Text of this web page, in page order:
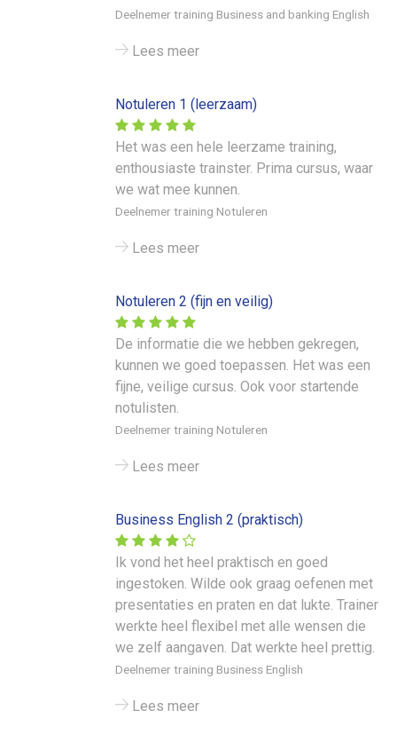
Deelnemer training Business and banking English
Lees meer
Notuleren 1 (leerzaam)
Het was een hele leerzame training,
enthousiaste trainster. Prima cursus, waar
we wat mee kunnen.
Deelnemer training Notuleren
Lees meer
Notuleren 2 (fijn en veilig)
De informatie die we hebben gekregen,
kunnen we goed toepassen. Het was een
fijne, veilige cursus. Ook voor startende
notulisten.
Deelnemer training Notuleren
Lees meer
Business English 2 (praktisch)
Ik vond het heel praktisch en goed
ingestoken. Wilde ook graag oefenen met
presentaties en praten en dat lukte. Trainer
werkte heel flexibel met alle wensen die
we zelf aangaven. Dat werkte heel prettig.
Deelnemer training Business English
Lees meer